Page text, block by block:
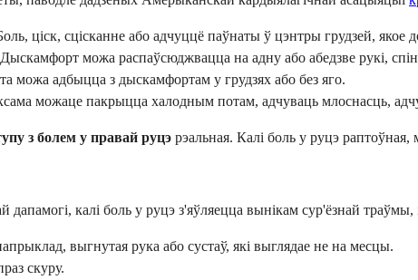
ціск, сцісканне або адчуццё паўнаты ў цэнтры грудзей, якое
Дыскамфорт можа распаўсюджвацца на адну або абедзве рукі,
можа адбыцца з дыскамфортам у грудзях або без яго.
можаце пакрыцца халодным потам, адчуваць млоснасць,
з болем у правай руцэ рэальная. Калі боль у руцэ
дапамогі, калі боль у руцэ з'яўляецца вынікам сур'ёзнай траўмы,
выгнутая рука або сустаў, які выглядае не на месцы.
скуру.